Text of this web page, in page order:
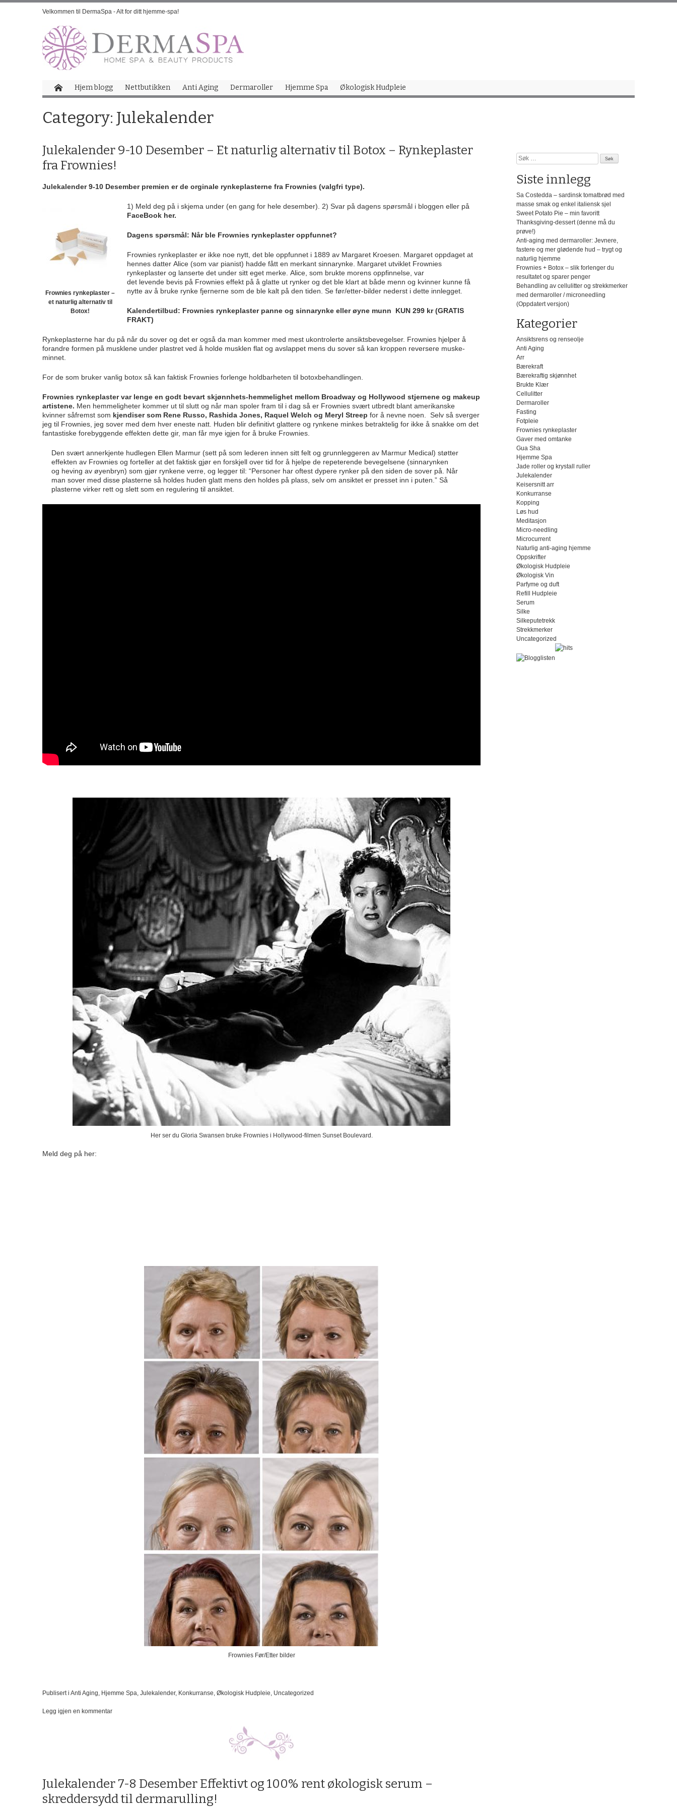
Velkommen til DermaSpa - Alt for ditt hjemme-spa!
Hjem blogg Nettbutikken Anti Aging Dermaroller Hjemme Spa Økologisk Hudpleie
Category: Julekalender
Julekalender 9-10 Desember – Et naturlig alternativ til Botox – Rynkeplaster
fra Frownies!
Julekalender 9-10 Desember premien er de orginale rynkeplasterne fra Frownies (valgfri type).
Frownies rynkeplaster –
et naturlig alternativ til
Botox!
1) Meld deg på i skjema under (en gang for hele desember). 2) Svar på dagens spørsmål i bloggen eller på
FaceBook her.
Dagens spørsmål: Når ble Frownies rynkeplaster oppfunnet?
Frownies rynkeplaster er ikke noe nytt, det ble oppfunnet i 1889 av Margaret Kroesen. Margaret oppdaget at
hennes datter Alice (som var pianist) hadde fått en merkant sinnarynke. Margaret utviklet Frownies
rynkeplaster og lanserte det under sitt eget merke. Alice, som brukte morens oppfinnelse, var
det levende bevis på Frownies effekt på å glatte ut rynker og det ble klart at både menn og kvinner kunne få
nytte av å bruke rynke fjernerne som de ble kalt på den tiden. Se før/etter-bilder nederst i dette innlegget.
Kalendertilbud: Frownies rynkeplaster panne og sinnarynke ellerøyne munn
KUN 299 kr (GRATIS
FRAKT)
Rynkeplasterne har du på når du sover og det er også da man kommer med mest ukontrolerte ansiktsbevegelser. Frownies hjelper å
forandre formen på musklene under plastret ved å holde musklen flat og avslappet mens du sover så kan kroppen reversere muske-
minnet.
For de som bruker vanlig botox så kan faktisk Frownies forlenge holdbarheten til botoxbehandlingen.
Frownies rynkeplaster var lenge en godt bevart skjønnhets-hemmelighet mellom Broadway og Hollywood stjernene og makeup
artistene. Men hemmeligheter kommer ut til slutt og når man spoler fram til i dag så er Frownies svært utbredt blant amerikanske
kvinner såfremst som kjendiser som Rene Russo, Rashida Jones, Raquel Welch og Meryl Streep for å nevne noen. Selv så sverger
jeg til Frownies, jeg sover med dem hver eneste natt. Huden blir definitivt glattere og rynkene minkes betraktelig for ikke å snakke om det
fantastiske forebyggende effekten dette gir, man får mye igjen for å bruke Frownies.
Den svært annerkjente hudlegen Ellen Marmur (sett på som lederen innen sitt felt og grunnleggeren av Marmur Medical) støtter
effekten av Frownies og forteller at det faktisk gjør en forskjell over tid for å hjelpe de repeterende bevegelsene (sinnarynken
og heving av øyenbryn) som gjør rynkene verre, og legger til: “Personer har oftest dypere rynker på den siden de sover på. Når
man sover med disse plasterne så holdes huden glatt mens den holdes på plass, selv om ansiktet er presset inn i puten.” Så
plasterne virker rett og slett som en regulering til ansiktet.
Her ser du Gloria Swansen bruke Frownies i Hollywood-filmen Sunset Boulevard.
Meld deg på her:
Frownies Før/Etter bilder
Publisert i Anti Aging, Hjemme Spa, Julekalender, Konkurranse, Økologisk Hudpleie, Uncategorized
Legg igjen en kommentarpå
alternativ
til
Botox
Julekalender 7-8 Desember Effektivt og 100% rent økologisk serum –
skreddersydd til dermarulling!
Søk
etter:
Siste innlegg
Sa Costedda – sardinsk tomatbrød med
masse smak og enkel italiensk sjel
Sweet Potato Pie – min favoritt
Thanksgiving-dessert (denne må du
prøve!)
Anti-aging med dermaroller: Jevnere,
fastere og mer glødende hud – trygt og
naturlig hjemme
Frownies + Botox – slik forlenger du
resultatet og sparer penger
Behandling av cellulitter og strekkmerker
med dermaroller / microneedling
(Oppdatert versjon)
Kategorier
Ansiktsrens og renseolje
Anti Aging
Arr
Bærekraft
Bærekraftig skjønnhet
Brukte Klær
Cellulitter
Dermaroller
Fasting
Fotpleie
Frownies rynkeplaster
Gaver med omtanke
Gua Sha
Hjemme Spa
Jade roller og krystall ruller
Julekalender
Keisersnitt arr
Konkurranse
Kopping
Løs hud
Meditasjon
Micro-needling
Microcurrent
Naturlig anti-aging hjemme
Oppskrifter
Økologisk Hudpleie
Økologisk Vin
Parfyme og duft
Refill Hudpleie
Serum
Silke
Silkeputetrekk
Strekkmerker
Uncategorized